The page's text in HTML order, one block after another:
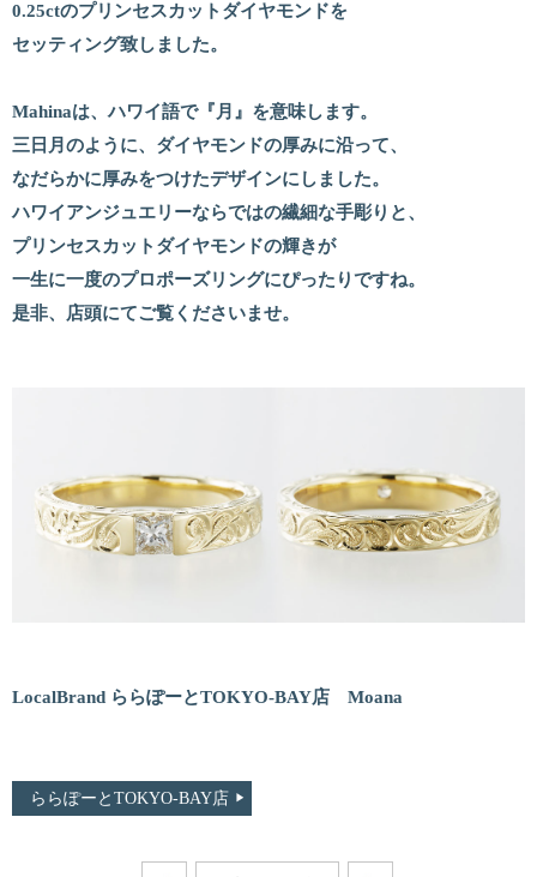
0.25ctのプリンセスカットダイヤモンドを
セッティング致しました。
Mahinaは、ハワイ語で『月』を意味します。
三日月のように、ダイヤモンドの厚みに沿って、
なだらかに厚みをつけたデザインにしました。
ハワイアンジュエリーならではの繊細な手彫りと、
プリンセスカットダイヤモンドの輝きが
一生に一度のプロポーズリングにぴったりですね。
是非、店頭にてご覧くださいませ。
LocalBrand ららぽーとTOKYO-BAY店 Moana
ららぽーとTOKYO-BAY店